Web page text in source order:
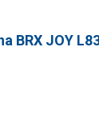
BRX JOY